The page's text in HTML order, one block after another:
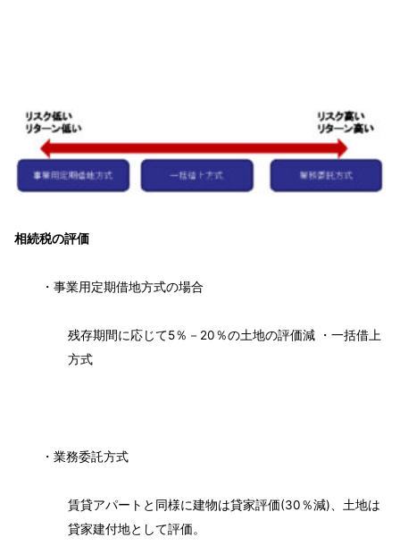
相続税の評価
・事業用定期借地方式の場合
残存期間に応じて5％－20％の土地の評価減 ・一括借上
方式
・業務委託方式
賃貸アパートと同様に建物は貸家評価(30％減)、土地は
貸家建付地として評価。